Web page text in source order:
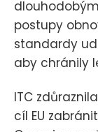
postupy
standardy
aby chránily
ITC
cíl EU